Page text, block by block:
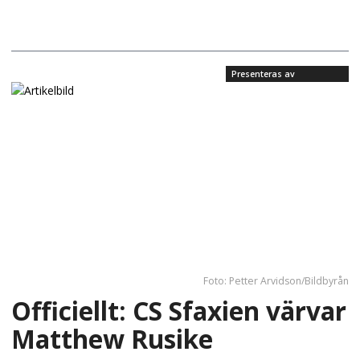
Presenteras av
Foto: Petter Arvidson/Bildbyrån
Officiellt: CS Sfaxien värvar
Matthew Rusike